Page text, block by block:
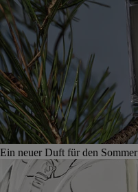
Ein neuer Duft für den Sommer